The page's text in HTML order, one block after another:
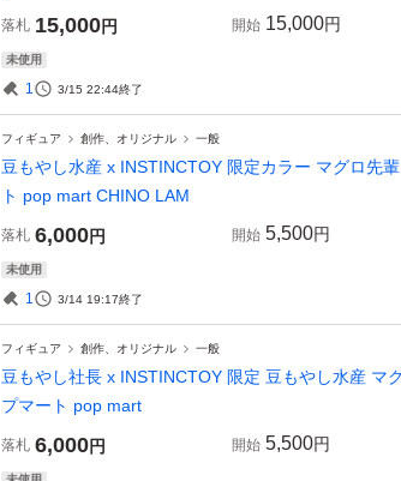
落札 15,000円 開始 15,000円
未使用
1 3/15 22:44終了
フィギュア 創作、オリジナル 一般
豆もやし水産 x INSTINCTOY 限定カラー マグロ先
ト pop mart CHINO LAM
落札 6,000円 開始 5,500円
未使用
1 3/14 19:17終了
フィギュア 創作、オリジナル 一般
豆もやし社長 x INSTINCTOY 限定 豆もやし水産 マ
プマート pop mart
落札 6,000円 開始 5,500円